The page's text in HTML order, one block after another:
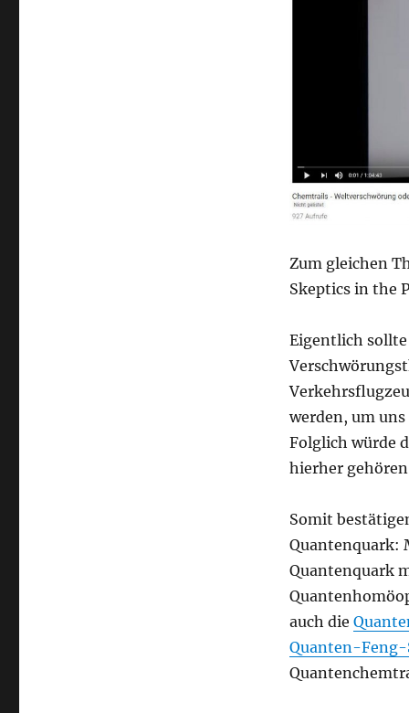
Zum gleichen
Skeptics in the
Eigentlich
werden, um
Folglich würde
hierher
Somit
Quantenquark:
Quantenquark
auch die
Quanten-Feng-